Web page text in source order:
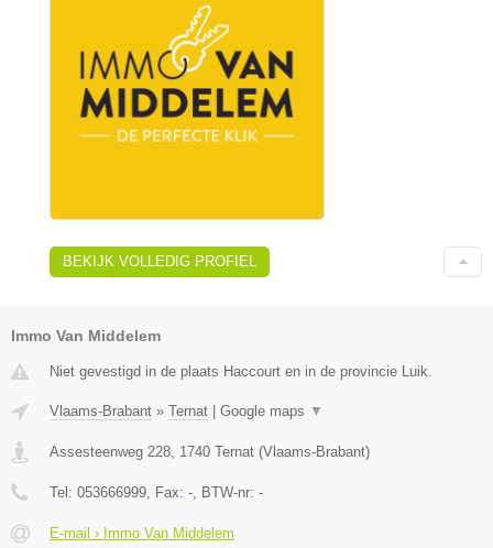
BEKIJK VOLLEDIG PROFIEL
Immo Van Middelem
Niet gevestigd in de plaats Haccourt en in de provincie Luik.
Vlaams-Brabant » Ternat Google maps ▼
Assesteenweg 228 1740 Ternat (Vlaams-Brabant)
Tel: 053666999 , Fax: - , BTW-nr: -
E-mail › Immo Van Middelem